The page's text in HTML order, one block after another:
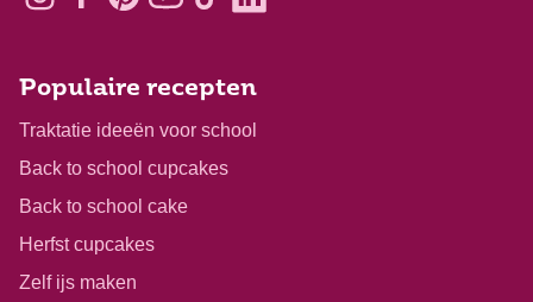
Populaire recepten
Traktatie ideeën voor school
Back to school cupcakes
Back to school cake
Herfst cupcakes
Zelf ijs maken